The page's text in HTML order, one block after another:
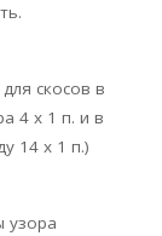
скосов в
4 х 1 п. и в
14 х 1 п.)
узора